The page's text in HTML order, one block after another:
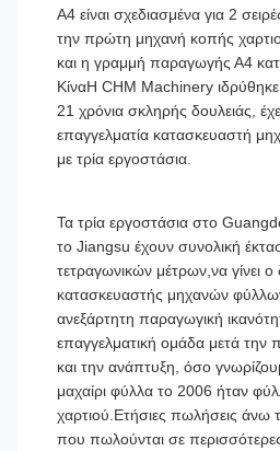
A4 είναι σχεδιασμένα για 2
την πρώτη μηχανή κοπής
και η γραμμή παραγωγής Α4
ΚίναΗ CHM Machinery
21 χρόνια σκληρής δουλειάς,
επαγγελματία κατασκευαστή
με τρία εργοστάσια.
Τα τρία εργοστάσια στο
το Jiangsu έχουν συνολική
τετραγωνικών μέτρων,να γίνει
κατασκευαστής μηχανών
ανεξάρτητη παραγωγική
επαγγελματική ομάδα μετά την
και την ανάπτυξη, όσο
μαχαίρι φύλλα το 2006 ήταν
χαρτιού.Ετήσιες πωλήσεις
που πωλούνται σε